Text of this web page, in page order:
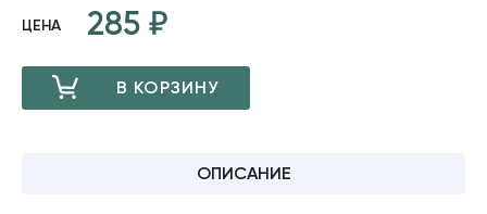
ЦЕНА 285
В КОРЗИНУ
ОПИСАНИЕ